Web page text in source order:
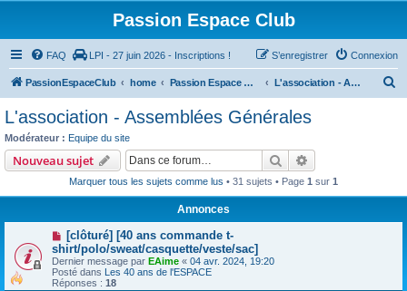
Passion Espace Club
FAQ LPI - 27 juin 2026 - Inscriptions ! Connexion
S’enregistrer
PassionEspaceClub home Passion Espace Club L'association - Assemblées Générales
L'association - Assemblées Générales
Modérateur : Equipe du site
Nouveau sujet Rechercher
Marquer tous les sujets comme lus • 31 sujets • Page 1 sur 1
Annonces
[clôturé] [40 ans commande t-
shirt/polo/sweat/casquette/veste/sac]
Dernier message par EAime « 04 avr. 2024, 19:20
Posté dans Les 40 ans de l'ESPACE
Réponses : 18